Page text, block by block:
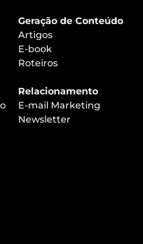
Geração de Conteúdo
Artigos
E-book
Roteiros
Relacionamento
E-mail Marketing
Newsletter